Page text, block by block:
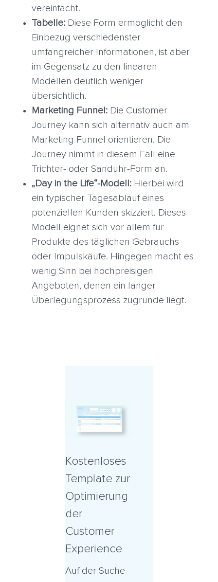
vereinfacht.
Tabelle:Diese Form ermöglicht den
Einbezug verschiedenster
umfangreicher Informationen, ist aber
im Gegensatz zu den linearen
Modellen deutlich weniger
übersichtlich.
Marketing Funnel:Die Customer
Journey kann sich alternativ auch am
Marketing Funnel orientieren. Die
Journey nimmt in diesem Fall eine
Trichter- oder Sanduhr-Form an.
„Day in the Life“-Modell:Hierbei wird
ein typischer Tagesablauf eines
potenziellen Kunden skizziert. Dieses
Modell eignet sich vor allem für
Produkte des täglichen Gebrauchs
oder Impulskäufe. Hingegen macht es
wenig Sinn bei hochpreisigen
Angeboten, denen ein langer
Überlegungsprozess zugrunde liegt.
Kostenloses
Template zur
Optimierung
der
Customer
Experience
Auf der Suche